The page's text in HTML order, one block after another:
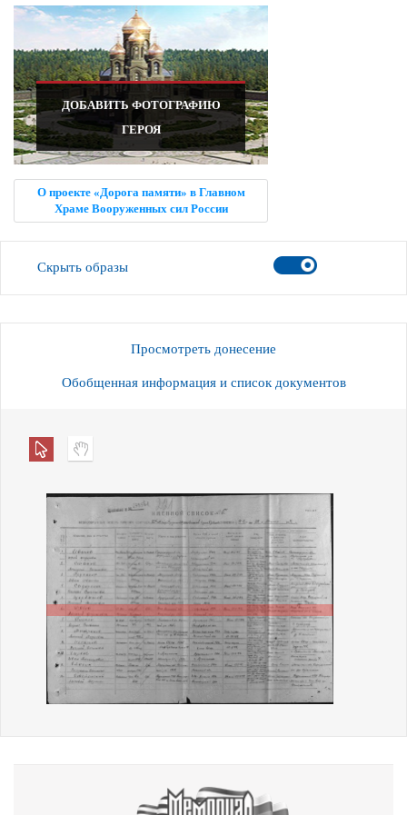
ДОБАВИТЬ ФОТОГРАФИЮ
ГЕРОЯ
О проекте «Дорога памяти» в Главном
Храме Вооруженных сил России
Скрыть образы
Просмотреть донесение
Обобщенная информация и список документов